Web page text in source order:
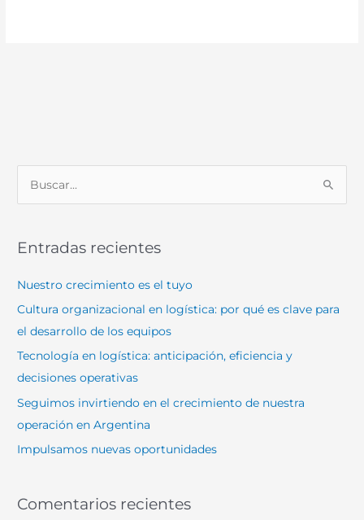
c
r
:
Entradas recientes
Nuestro crecimiento es el tuyo
Cultura organizacional en logística: por qué es clave para
el desarrollo de los equipos
Tecnología en logística: anticipación, eficiencia y
decisiones operativas
Seguimos invirtiendo en el crecimiento de nuestra
operación en Argentina
Impulsamos nuevas oportunidades
Comentarios recientes